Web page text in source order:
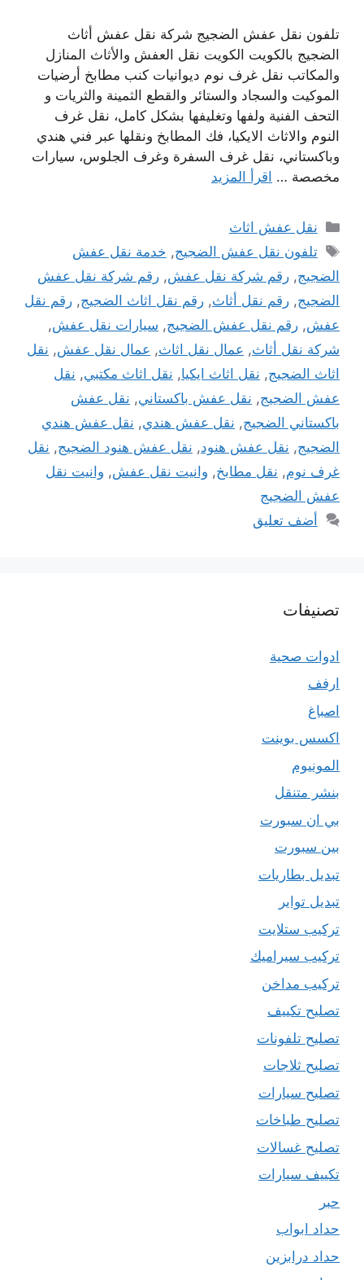
تلفون نقل عفش الضجيج شركة نقل عفش أثاث
الضجيج بالكويت الكويت نقل العفش والأثاث المنازل
والمكاتب نقل غرف نوم ديوانيات كنب مطابخ أرضيات
الموكيت والسجاد والستائر والقطع الثمينة والثريات و
التحف الفنية ولفها وتغليفها بشكل كامل، نقل غرف
النوم والاثاث الايكيا، فك المطابخ ونقلها عبر فني هندي
وباكستاني، نقل غرف السفرة وغرف الجلوس، سيارات
مخصصة … اقرأ المزيد
التصنيفات
نقل عفش اثاث
الوسوم
تلفون نقل عفش الضجيج, خدمة نقل عفش
الضجيج, رقم شركة نقل عفش, رقم شركة نقل عفش
الضجيج, رقم نقل أثاث, رقم نقل اثاث الضجيج, رقم نقل
عفش, رقم نقل عفش الضجيج, سيارات نقل عفش,
شركة نقل أثاث, عمال نقل اثاث, عمال نقل عفش, نقل
اثاث الضجيج, نقل اثاث ايكيا, نقل اثاث مكتبي, نقل
عفش الضجيج, نقل عفش باكستاني, نقل عفش
باكستاني الضجيج, نقل عفش هندي, نقل عفش هندي
الضجيج, نقل عفش هنود, نقل عفش هنود الضجيج, نقل
غرف نوم, نقل مطابخ, وانيت نقل عفش, وانيت نقل
عفش الضجيج
أضف تعليق
تصنيفات
ادوات صحية
ارفف
اصباغ
اكسس بوينت
المونيوم
بنشر متنقل
بي ان سبورت
بين سبورت
تبديل بطاريات
تبديل تواير
تركيب ستلايت
تركيب سيراميك
تركيب مداخن
تصليح تكييف
تصليح تلفونات
تصليح ثلاجات
تصليح سيارات
تصليح طباخات
تصليح غسالات
تكييف سيارات
حبر
حداد ابواب
حداد درابزين